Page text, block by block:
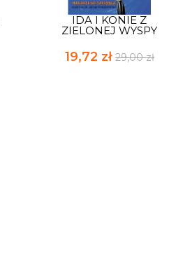
IDA I KONIE Z
ZIELONEJ WYSPY
19,72 zł 29,00 zł